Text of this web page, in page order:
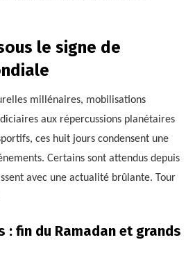
le signe de
millénaires, mobilisations
aux répercussions planétaires
ces huit jours condensent une
Certains sont attendus depuis
avec une actualité brûlante. Tour
: fin du Ramadan et grands